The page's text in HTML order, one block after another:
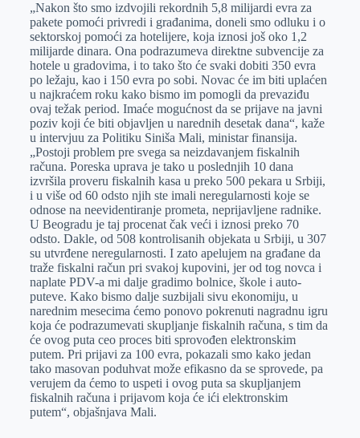
p
„Nakon što smo izdvojili rekordnih 5,8 milijardi evra za
pakete pomoći privredi i građanima, doneli smo odluku i o
sektorskoj pomoći za hotelijere, koja iznosi još oko 1,2
milijarde dinara. Ona podrazumeva direktne subvencije za
hotele u gradovima, i to tako što će svaki dobiti 350 evra
po ležaju, kao i 150 evra po sobi. Novac će im biti uplaćen
u najkraćem roku kako bismo im pomogli da prevaziđu
ovaj težak period. Imaće mogućnost da se prijave na javni
poziv koji će biti objavljen u narednih desetak dana“, kaže
u intervjuu za Politiku Siniša Mali, ministar finansija.
„Postoji problem pre svega sa neizdavanjem fiskalnih
računa. Poreska uprava je tako u poslednjih 10 dana
izvršila proveru fiskalnih kasa u preko 500 pekara u Srbiji,
i u više od 60 odsto njih ste imali neregularnosti koje se
odnose na neevidentiranje prometa, neprijavljene radnike.
U Beogradu je taj procenat čak veći i iznosi preko 70
odsto. Dakle, od 508 kontrolisanih objekata u Srbiji, u 307
su utvrđene neregularnosti. I zato apelujem na građane da
traže fiskalni račun pri svakoj kupovini, jer od tog novca i
naplate PDV-a mi dalje gradimo bolnice, škole i auto-
puteve. Kako bismo dalje suzbijali sivu ekonomiju, u
narednim mesecima ćemo ponovo pokrenuti nagradnu igru
koja će podrazumevati skupljanje fiskalnih računa, s tim da
će ovog puta ceo proces biti sprovođen elektronskim
putem. Pri prijavi za 100 evra, pokazali smo kako jedan
tako masovan poduhvat može efikasno da se sprovede, pa
verujem da ćemo to uspeti i ovog puta sa skupljanjem
fiskalnih računa i prijavom koja će ići elektronskim
putem“, objašnjava Mali.